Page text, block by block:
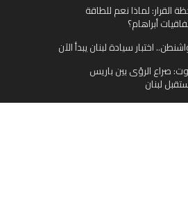
القرار: لماذا نعم للطاقة
أبراهام؟
اختبار سيادة لبنان يبدأ الآن
صراع الرؤى بين باريس
لبنان
وسيادة الدولة: لماذا يُعدّ نزع